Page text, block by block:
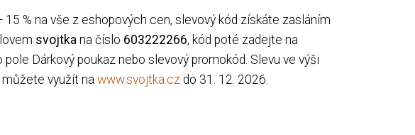
15 % na vše z eshopových cen, slevový kód získáte zasláním
svojtka na číslo 603222266, kód poté zadejte na
pole Dárkový poukaz nebo slevový promokód. Slevu ve výši
můžete využít na www.svojtka.cz do 31. 12. 2026.